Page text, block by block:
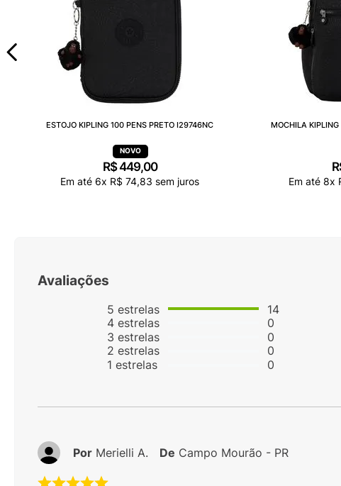
ESTOJO KIPLING 100 PENS PRETO I29746NC
R$449,00
Em até 6x R$ 74,83 sem juros
MOCHILA
Em até 8x
Avaliações
5 estrelas
4estrelas
3 estrelas
2 estrelas
1 estrelas
14
0
0
0
0
Por Merielli A. De Campo Mourão - PR